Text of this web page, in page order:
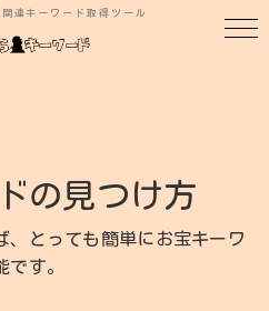
連キーワード取得ツール
の見つけ方
、とっても簡単にお宝キーワ
す。